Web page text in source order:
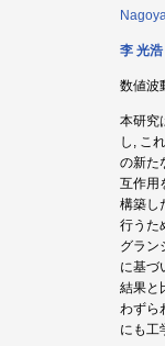
李 光浩
数値波
本研究
し, こ
の新た
互作用
構築し
行うた
グラン
に基づ
結果と
わずら
にも工